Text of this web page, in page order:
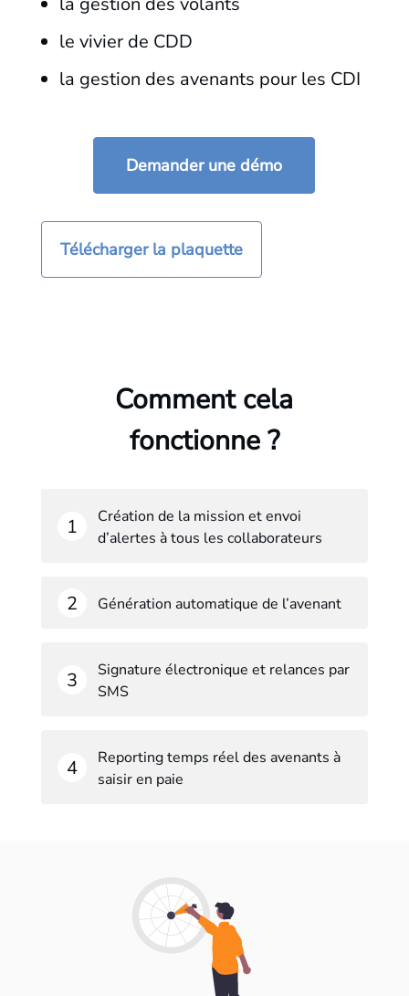
le vivier de CDD
la gestion des avenants pour les CDI
Demander une démo
Télécharger la plaquette
Comment cela
fonctionne ?
Création de la mission et envoi
d’alertes à tous les collaborateurs
Génération automatique de l’avenant
Signature électronique et relances par
SMS
Reporting temps réel des avenants à
saisir en paie